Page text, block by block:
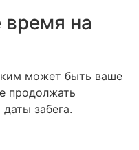
время на
может быть ваше
продолжать
забега.